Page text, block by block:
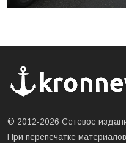
© 2012-2026 Сетевое
При перепечатке